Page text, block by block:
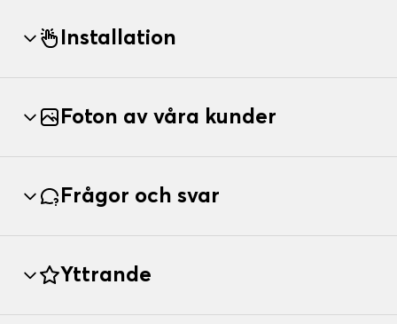
Installation
Foton av våra kunder
Frågor och svar
Yttrande